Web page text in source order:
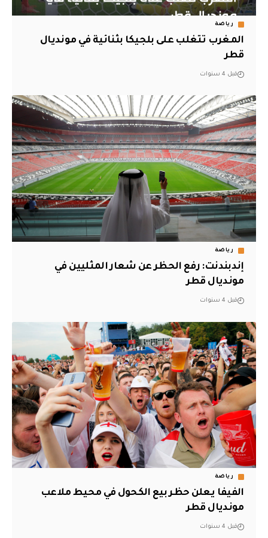
رياضة
المغرب تتغلب على بلجيكا بثنائية في مونديال
قطر
قبل 4 سنوات
رياضة
إندبندنت: رفع الحظر عن شعار المثليين في
مونديال قطر
قبل 4 سنوات
رياضة
الفيفا يعلن حظر بيع الكحول في محيط ملاعب
مونديال قطر
قبل 4 سنوات